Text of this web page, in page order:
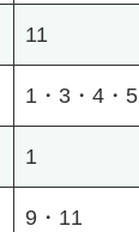
11
1・3・4・5
1
9・11